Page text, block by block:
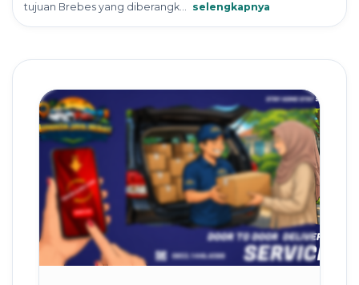
tujuan Brebes yang diberangk... selengkapnya